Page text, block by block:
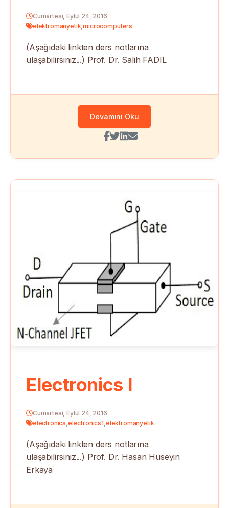
Cumartesi, Eylül 24, 2016
elektromanyetik,microcomputers
(Aşağıdaki linkten ders notlarına
ulaşabilirsiniz...) Prof. Dr. Salih FADIL
Devamını Oku
Electronics I
Cumartesi, Eylül 24, 2016
electronics,electronics1,elektromanyetik
(Aşağıdaki linkten ders notlarına
ulaşabilirsiniz...) Prof. Dr. Hasan Hüseyin
Erkaya